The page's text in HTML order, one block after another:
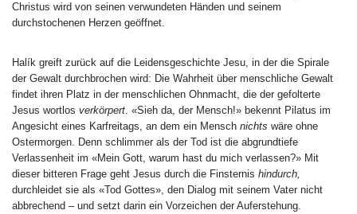
Christus wird von seinen verwundeten Händen und seinem
durchstochenen Herzen geöffnet.
Halík greift zurück auf die Leidensgeschichte Jesu, in der die Spirale
der Gewalt durchbrochen wird: Die Wahrheit über menschliche Gewalt
findet ihren Platz in der menschlichen Ohnmacht, die der gefolterte
Jesus wortlos verkörpert. «Sieh da, der Mensch!» bekennt Pilatus im
Angesicht eines Karfreitags, an dem ein Mensch nichts wäre ohne
Ostermorgen. Denn schlimmer als der Tod ist die abgrundtiefe
Verlassenheit im «Mein Gott, warum hast du mich verlassen?» Mit
dieser bitteren Frage geht Jesus durch die Finsternis hindurch,
durchleidet sie als «Tod Gottes», den Dialog mit seinem Vater nicht
abbrechend – und setzt darin ein Vorzeichen der Auferstehung.